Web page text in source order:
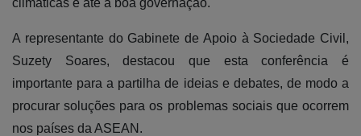
A representante do Gabinete de Apoio à Sociedade Civil,
Suzety Soares, destacou que esta conferência é
importante para a partilha de ideias e debates, de modo a
procurar soluções para os problemas sociais que ocorrem
nos países da ASEAN.